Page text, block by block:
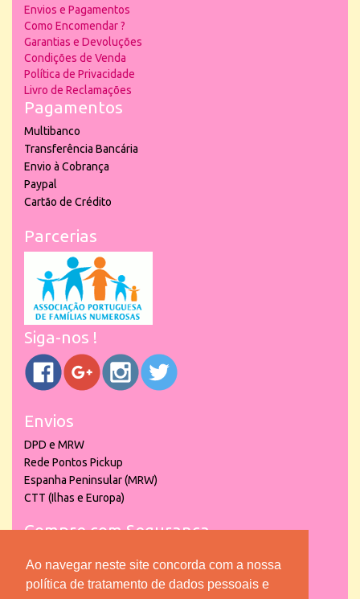
Ao navegar neste site concorda com a nossa
política de tratamento de dados pessoais e
Envios e Pagamentos
Como Encomendar ?
Garantias e Devoluções
Condições de Venda
Política de Privacidade
Livro de Reclamações
Pagamentos
Multibanco
Transferência Bancária
Envio à Cobrança
Paypal
Cartão de Crédito
Parcerias
Siga-nos !
Envios
DPD e MRW
Rede Pontos Pickup
Espanha Peninsular (MRW)
CTT (Ilhas e Europa)
Compre com Segurança